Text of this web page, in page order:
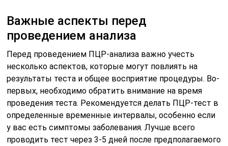
Важные аспекты перед
проведением анализа
Перед проведением ПЦР-анализа важно учесть
несколько аспектов, которые могут повлиять на
результаты теста и общее восприятие процедуры. Во-
первых, необходимо обратить внимание на время
проведения теста. Рекомендуется делать ПЦР-тест в
определенные временные интервалы, особенно если
у вас есть симптомы заболевания. Лучше всего
проводить тест через 3-5 дней после предполагаемого